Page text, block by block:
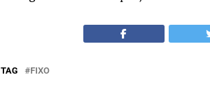
TAG FIXO